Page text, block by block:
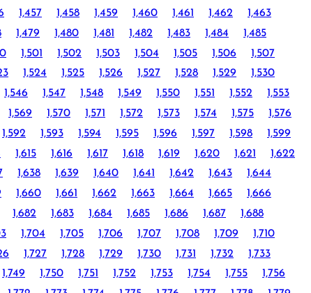
1,457 1,458 1,459 1,460 1,461 1,462
1,463
1,479 1,480 1,481 1,482 1,483 1,484
1,485
1,501 1,502 1,503 1,504 1,505 1,506
1,507
1,524 1,525 1,526 1,527 1,528 1,529
1,530
1,546 1,547 1,548 1,549 1,550 1,551 1,552
1,553
1,569 1,570 1,571 1,572 1,573 1,574 1,575
1,576
1,592 1,593 1,594 1,595 1,596 1,597 1,598
1,599
1,615 1,616 1,617 1,618 1,619 1,620 1,621
1,622
1,638 1,639 1,640 1,641 1,642 1,643
1,644
1,660 1,661 1,662 1,663 1,664 1,665
1,666
1,682 1,683 1,684 1,685 1,686 1,687
1,688
1,704 1,705 1,706 1,707 1,708 1,709
1,710
1,727 1,728 1,729 1,730 1,731 1,732
1,733
1,749 1,750 1,751 1,752 1,753 1,754 1,755
1,756